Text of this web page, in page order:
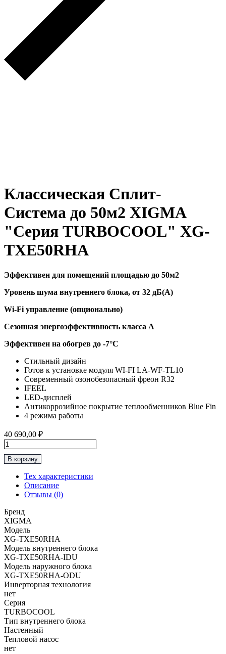
Классическая Сплит-
Система до 50м2 XIGMA
"Серия TURBOCOOL" XG-
TXE50RHA
Эффективен для помещений площадью до 50м2
Уровень шума внутреннего блока, от 32 дБ(А)
Wi-Fi управление (опционально)
Сезонная энергоэффективность класса A
Эффективен на обогрев до -7°C
Стильный дизайн
Готов к установке модуля WI-FI LA-WF-TL10
Современный озонобезопасный фреон R32
IFEEL
LED-дисплей
Антикоррозийное покрытие теплообменников Blue Fin
4 режима работы
40 690,00 ₽
Количество
товара
Классическая
Система
50м2
XIGMA
"Серия
TURBOCOOL"
XG-
TXE50RHA
В корзину
Тех характеристики
Описание
Отзывы (0)
Бренд
XIGMA
Модель
XG-TXE50RHA
Модель внутреннего блока
XG-TXE50RHA-IDU
Модель наружного блока
XG-TXE50RHA-ODU
Инверторная технология
нет
Серия
TURBOCOOL
Тип внутреннего блока
Настенный
Тепловой насос
нет